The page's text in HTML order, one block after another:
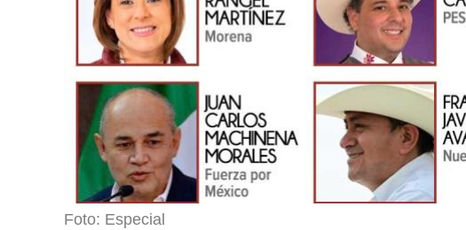
Foto: Especial